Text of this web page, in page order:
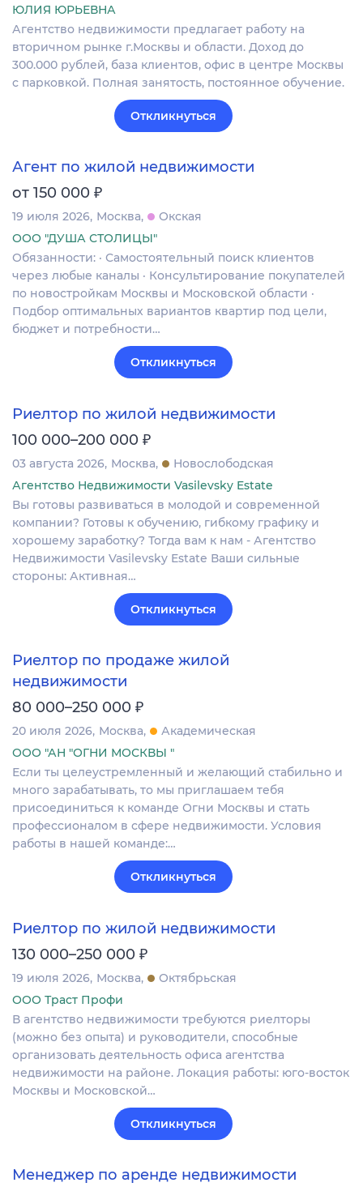
ЮЛИЯ ЮРЬЕВНА
Агентство недвижимости предлагает работу на
вторичном рынке г.Москвы и области. Доход до
300.000 рублей, база клиентов, офис в центре Москвы
с парковкой. Полная занятость, постоянное обучение.
Откликнуться
Агент по жилой недвижимости
от 150 000 ₽
19 июля 2026 Москва
Окская
ООО "ДУША СТОЛИЦЫ"
Обязанности: · Самостоятельный поиск клиентов
через любые каналы · Консультирование покупателей
по новостройкам Москвы и Московской области ·
Подбор оптимальных вариантов квартир под цели,
бюджет и потребности…
Откликнуться
Риелтор по жилой недвижимости
100 000–200 000 ₽
03 августа 2026 Москва
Новослободская
Агентство Недвижимости Vasilevsky Estate
Вы готовы развиваться в молодой и современной
компании? Готовы к обучению, гибкому графику и
хорошему заработку? Тогда вам к нам - Агентство
Недвижимости Vasilevsky Estate Ваши сильные
стороны: Активная…
Откликнуться
Риелтор по продаже жилой
недвижимости
80 000–250 000 ₽
20 июля 2026 Москва
Академическая
ООО "АН "ОГНИ МОСКВЫ "
Если ты целеустремленный и желающий стабильно и
много зарабатывать, то мы приглашаем тебя
пpисоединиться к команде Огни Москвы и стать
профессионалом в сфере недвижимости. Условия
работы в нашей команде:…
Откликнуться
Риелтор по жилой недвижимости
130 000–250 000 ₽
19 июля 2026 Москва
Октябрьская
ООО Траст Профи
В агентство недвижимости требуются риелторы
(можно без опыта) и руководители, способные
организовать деятельность офиса агентства
недвижимости на районе. Локация работы: юго-восток
Москвы и Московской…
Откликнуться
Менеджер по аренде недвижимости